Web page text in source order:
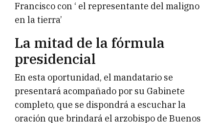
Francisco con ‘ el representante del maligno
en la tierra’
La mitad de la fórmula
presidencial
En esta oportunidad, el mandatario se
presentará acompañado por su Gabinete
completo, que se dispondrá a escuchar la
oración que brindará el arzobispo de Buenos